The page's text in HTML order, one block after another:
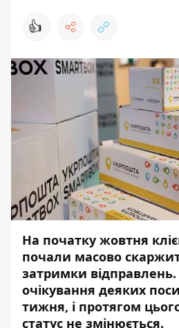
👍
На початку жовтня
почали масово
затримки відправлень.
очікування деяких
тижня, і протягом
статус не змінюється.